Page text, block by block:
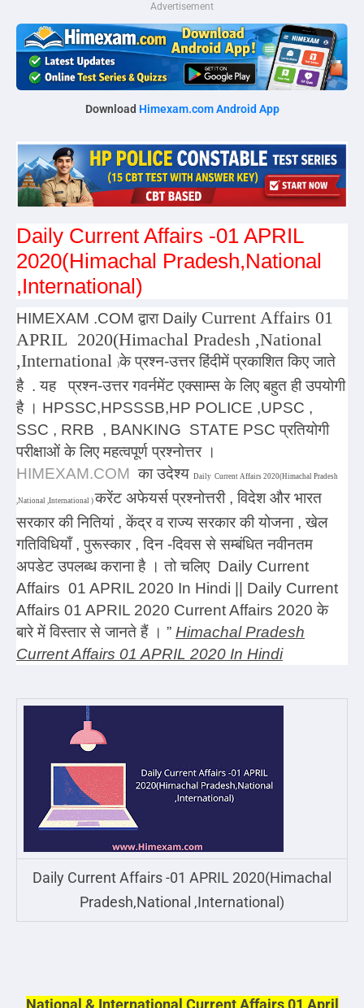
Advertisement
Download Himexam.com Android App
Daily Current Affairs -01 APRIL
2020(Himachal Pradesh,National
,International)
HIMEXAM .COM द्वारा Daily Current Affairs 01
APRIL 2020(Himachal Pradesh ,National
,International )के प्रश्न-उत्तर हिंदीमें प्रकाशित किए जाते
है . यह प्रश्न-उत्तर गवर्नमेंट एक्साम्स के लिए बहुत ही उपयोगी
है । HPSSC,HPSSSB,HP POLICE ,UPSC ,
SSC , RRB , BANKING STATE PSC प्रतियोगी
परीक्षाओं के लिए महत्वपूर्ण प्रश्नोत्तर ।
HIMEXAM.COM का उदेश्य Daily Current Affairs 2020(Himachal Pradesh
,National ,International ) करेंट अफेयर्स प्रश्नोत्तरी , विदेश और भारत
सरकार की नितियां , केंद्र व राज्य सरकार की योजना , खेल
गतिविधियाँ , पुरूस्कार , दिन -दिवस से सम्बंधित नवीनतम
अपडेट उपलब्ध कराना है । तो चलिए Daily Current
Affairs 01 APRIL 2020 In Hindi || Daily Current
Affairs 01 APRIL 2020 Current Affairs 2020के
बारे में विस्तार से जानते हैं । ” Himachal Pradesh
Current Affairs 01 APRIL 2020 In Hindi
Daily Current Affairs -01 APRIL 2020(Himachal
Pradesh,National ,International)
National & International Current Affairs 01 April